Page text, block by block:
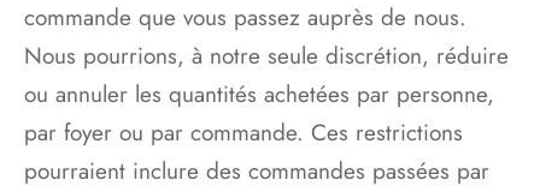
commande que vous passez auprès de nous.
Nous pourrions, à notre seule discrétion, réduire
ou annuler les quantités achetées par personne,
par foyer ou par commande. Ces restrictions
pourraient inclure des commandes passées par